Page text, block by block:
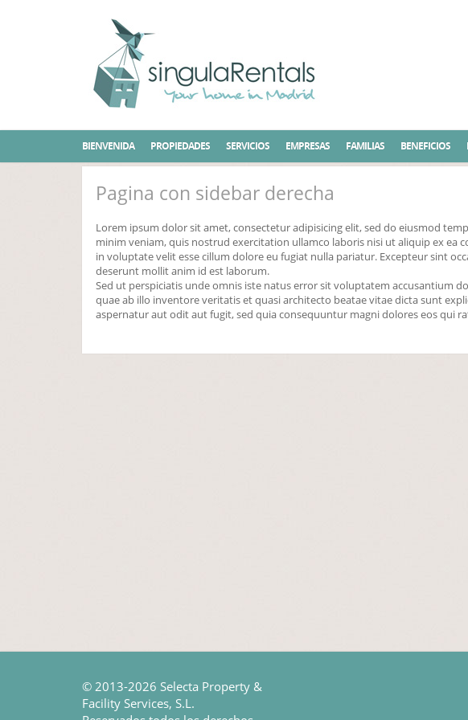
BIENVENIDA PROPIEDADES SERVICIOS EMPRESAS FAMILIAS BENEFICIOS
Pagina con sidebar derecha
Lorem ipsum dolor sit amet, consectetur adipisicing elit, sed do eiusmod
minim veniam, quis nostrud exercitation ullamco laboris nisi ut aliquip ex
in voluptate velit esse cillum dolore eu fugiat nulla pariatur. Excepteur sint
deserunt mollit anim id est laborum.
Sed ut perspiciatis unde omnis iste natus error sit voluptatem accusantium
quae ab illo inventore veritatis et quasi architecto beatae vitae dicta sunt
aspernatur aut odit aut fugit, sed quia consequuntur magni dolores eos qui
© 2013-2026 Selecta Property &
Facility Services, S.L.